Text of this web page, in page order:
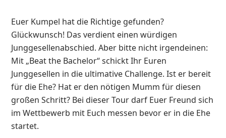
Euer Kumpel hat die Richtige gefunden?
Glückwunsch! Das verdient einen würdigen
Junggesellenabschied. Aber bitte nicht irgendeinen:
Mit „Beat the Bachelor“ schickt Ihr Euren
Junggesellen in die ultimative Challenge. Ist er bereit
für die Ehe? Hat er den nötigen Mumm für diesen
großen Schritt? Bei dieser Tour darf Euer Freund sich
im Wettbewerb mit Euch messen bevor er in die Ehe
startet.